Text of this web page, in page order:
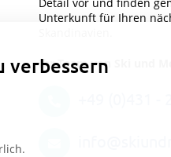
Detail vor und finden
Unterkunft für Ihren
Ihr Team von Ski und
verbessern